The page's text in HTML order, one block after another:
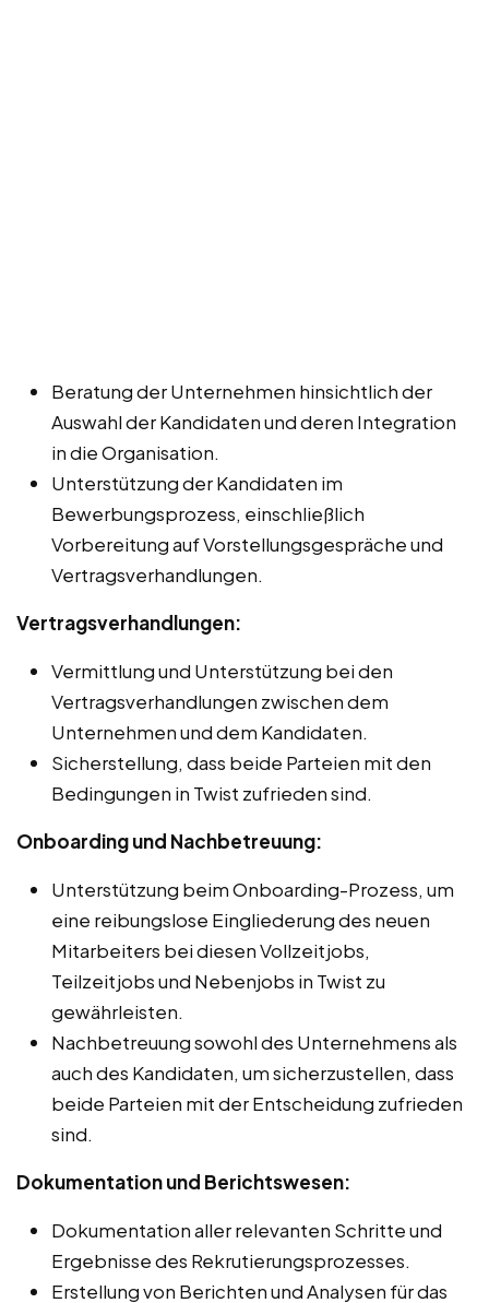
Beratung der Unternehmen hinsichtlich der
Auswahl der Kandidaten und deren Integration
in die Organisation.
Unterstützung der Kandidaten im
Bewerbungsprozess, einschließlich
Vorbereitung auf Vorstellungsgespräche und
Vertragsverhandlungen.
Vertragsverhandlungen:
Vermittlung und Unterstützung bei den
Vertragsverhandlungen zwischen dem
Unternehmen und dem Kandidaten.
Sicherstellung, dass beide Parteien mit den
Bedingungen in Twist zufrieden sind.
Onboarding und Nachbetreuung:
Unterstützung beim Onboarding-Prozess, um
eine reibungslose Eingliederung des neuen
Mitarbeiters bei diesen Vollzeitjobs,
Teilzeitjobs und Nebenjobs in Twist zu
gewährleisten.
Nachbetreuung sowohl des Unternehmens als
auch des Kandidaten, um sicherzustellen, dass
beide Parteien mit der Entscheidung zufrieden
sind.
Dokumentation und Berichtswesen:
Dokumentation aller relevanten Schritte und
Ergebnisse des Rekrutierungsprozesses.
Erstellung von Berichten und Analysen für das